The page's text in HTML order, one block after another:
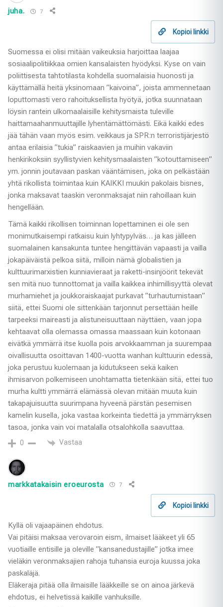
juha. 7
Kopioi linkki
Suomessa ei olisi mitään vaikeuksia harjoittaa laajaa
sosiaalipolitiikkaa omien kansalaisten hyödyksi. Kyse on vain
poliittisesta tahtotilasta kohdella suomalaisia huonosti ja
käyttämällä heitä yksinomaan ”kaivoina”, joista ammennetaan
loputtomasti vero rahoituksellista hyötyä, jotka suunnataan
löysin rantein ulkomaalaisille kehitysmaista tuleville
haittamaahanmuuttajille lyhentämättömästi. Eikä kaikki edes
jää tähän vaan myös esim. veikkaus ja SPR:n terroristijärjestö
antaa erilaisia ”tukia” raiskaavien ja muihin vakaviin
henkirikoksiin syyllistyvien kehitysmaalaisten ”kotouttamiseen”
ym. jonnin joutavaan paskan vääntämisen, joka on pelkästään
yhtä rikollista toimintaa kuin KAIKKI muukin pakolais bisnes,
jonka maksavat taaskin veronmaksajat niin rahoillaan kuin
hengellään.
Tämä kaikki rikollisen toiminnan lopettaminen ei ole sen
monimutkaisempi ratkaisu kuin lyhtypylväs… ja kas jälleen
suomalainen kansakunta tuntee hengittävän vapaasti ja vailla
jokapäiväistä pelkoa siitä, milloin nämä globalistien ja
kulttuurimarxistien kunniavieraat ja raketti-insinjöörit tekevät
sen mitä nuo tunnottomat ja vailla kaikkea inhimillisyyttä olevat
murhamiehet ja joukkoraiskaajat purkavat ”turhautumistaan”
siitä, ettei Suomi ole sittenkään tarjonnut persettään heille
tarpeeksi maireasti ja alistuneisuuttaan näyttäen, vaan jopa
kehtaavat olla olemassa omassa maassaan kuin kotonaan
eivätkä ymmärrä itse kuolla pois arvokkaamman ja suurempaa
oivallisuutta osoittavan 1400-vuotta wanhan kulttuurin edessä,
joka perustuu kuolemaan ja kidutukseen sekä kaiken
ihmisarvon polkemiseen unohtamatta tietenkään sitä, ettei tuo
murha kultti ymmärrä elämässä olevan mitään muuta kuin
takapajuisuutta suurimpana hyveenä pärstän pesemisen
kamelin kusella, joka vastaa korkeinta tiedettä ja ymmärryksen
tasoa, jonka vain voi matalalla otsalohkolla saavuttaa.
0 Vastaa
markkatakaisin eroeurosta 7
Kopioi linkki
Kyllä oli vajaapäinen ehdotus.
Vai pitäisi maksaa verovaroin eism, ilmaiset lääkeet yli 65
vuotiaille entisille ja oleville ”kansanedustajille” jotka imee
vieläkin veronmaksajien rahoja tuhansia euroja kuussa joka
paskaläjä.
Eläkeraja pitää olla ilmaisille lääkkeille se on ainoa järkevä
ehdotus, ei helvetissä kaikille vanhuksille.